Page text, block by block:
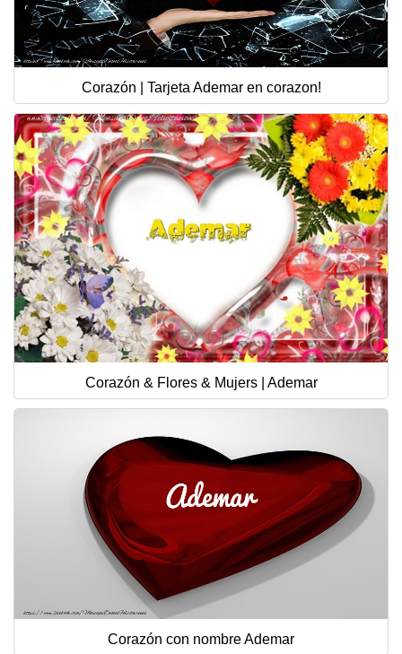
Corazón | Tarjeta Ademar en corazon!
Corazón & Flores & Mujers | Ademar
Corazón con nombre Ademar